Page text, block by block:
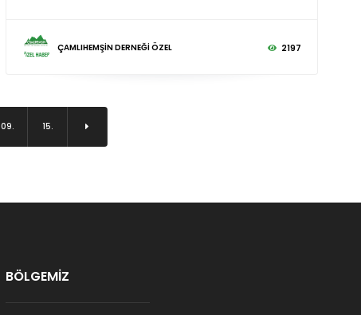
ÇAMLIHEMŞİN DERNEĞİ ÖZEL 2197
09. 15.
BÖLGEMİZ